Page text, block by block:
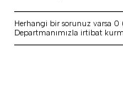
Herhangi bir sorunuz varsa
Departmanımızla irtibat